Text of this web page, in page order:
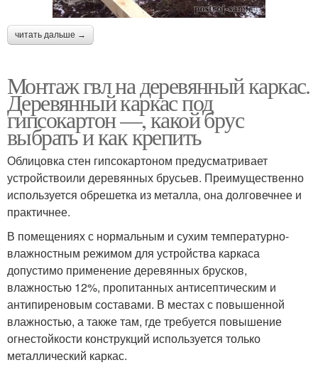
читать дальше →
Монтаж гвл на деревянный каркас.
Деревянный каркас под
гипсокартон —, какой брус
выбрать и как крепить
Облицовка стен гипсокартоном предусматривает
устройствоили деревянных брусьев. Преимущественно
используется обрешетка из металла, она долговечнее и
практичнее.
В помещениях с нормальным и сухим температурно-
влажностным режимом для устройства каркаса
допустимо применение деревянных брусков,
влажностью 12%, пропитанных антисептическим и
антипиреновым составами. В местах с повышенной
влажностью, а также там, где требуется повышение
огнестойкости конструкций используется только
металлический каркас.